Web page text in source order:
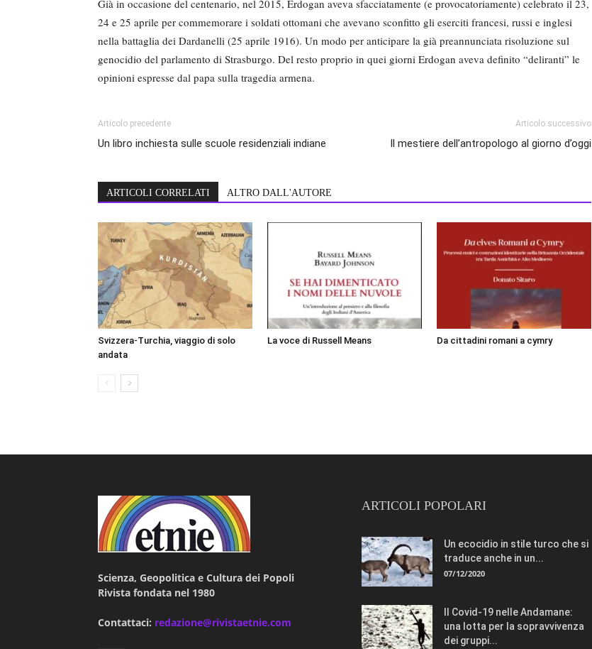
Già in occasione del centenario, nel 2015, Erdogan aveva sfacciatamente (e provocatoriamente) celebrato il 23,
24 e 25 aprile per commemorare i soldati ottomani che avevano sconfitto gli eserciti francesi, russi e inglesi
nella battaglia dei Dardanelli (25 aprile 1916). Un modo per anticipare la già preannunciata risoluzione sul
genocidio del parlamento di Strasburgo. Del resto proprio in quei giorni Erdogan aveva definito “deliranti” le
opinioni espresse dal papa sulla tragedia armena.
Articolo precedente
Un libro inchiesta sulle scuole residenziali indiane
Articolo successivo
Il mestiere dell’antropologo al giorno d’oggi
ARTICOLI CORRELATI ALTRO DALL'AUTORE
Svizzera-Turchia, viaggio di solo
andata
La voce di Russell Means Da cittadini romani a cymry
Scienza, Geopolitica e Cultura dei Popoli
Rivista fondata nel 1980
Contattaci: redazione@rivistaetnie.com
ARTICOLI POPOLARI
Un ecocidio in stile turco che si
traduce anche in un...
07/12/2020
Il Covid-19 nelle Andamane:
una lotta per la sopravvivenza
dei gruppi...